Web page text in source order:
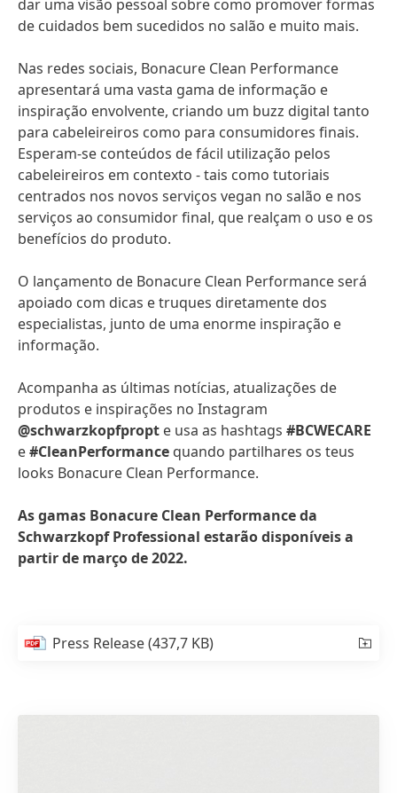
dar uma visão pessoal sobre como promover formas
de cuidados bem sucedidos no salão e muito mais.
Nas redes sociais, Bonacure Clean Performance
apresentará uma vasta gama de informação e
inspiração envolvente, criando um buzz digital tanto
para cabeleireiros como para consumidores finais.
Esperam-se conteúdos de fácil utilização pelos
cabeleireiros em contexto - tais como tutoriais
centrados nos novos serviços vegan no salão e nos
serviços ao consumidor final, que realçam o uso e os
benefícios do produto.
O lançamento de Bonacure Clean Performance será
apoiado com dicas e truques diretamente dos
especialistas, junto de uma enorme inspiração e
informação.
Acompanha as últimas notícias, atualizações de
produtos e inspirações no Instagram
@schwarzkopfpropt e usa as hashtags #BCWECARE
e#CleanPerformance quando partilhares os teus
looks Bonacure Clean Performance.
As gamas Bonacure Clean Performance da
Schwarzkopf Professional estarão disponíveis a
partir de março de 2022.
Press Release(437,7 KB)